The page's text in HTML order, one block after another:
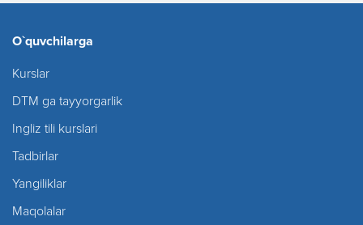
O`quvchilarga
Kurslar
DTM ga tayyorgarlik
Ingliz tili kurslari
Tadbirlar
Yangiliklar
Maqolalar